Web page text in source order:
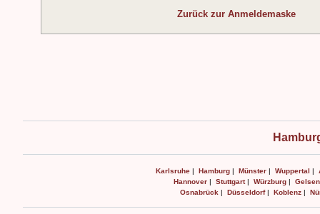
Zurück zur Anmeldemaske
Karlsruhe | Hamburg | Münster | Wuppertal |
Hannover| Stuttgart| Würzburg|
Osnabrück | Düsseldorf| Koblenz|